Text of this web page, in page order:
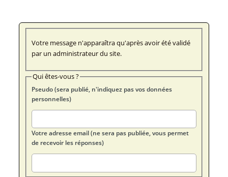
Votre message n'apparaîtra qu'après avoir été validé
par un administrateur du site.
Qui êtes-vous ?
Pseudo (sera publié, n'indiquez pas vos données
personnelles)
Votre adresse email (ne sera pas publiée, vous permet
de recevoir les réponses)